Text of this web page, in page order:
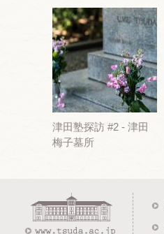
津田塾探訪 #2 - 津田
梅子墓所